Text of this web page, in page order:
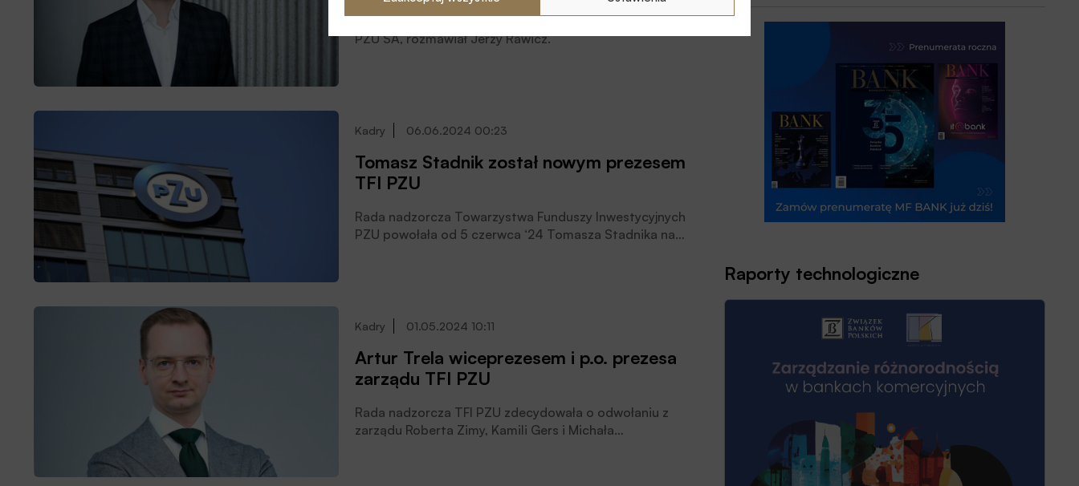
emeryturze powinniśmy zatroszczyć się
Z Piotrem Dmuchowskim, wiceprezesem zarządu TFI
PZU SA, rozmawiał Jerzy Rawicz.
Kadry 06.06.2024 00:23
Tomasz Stadnik został nowym prezesem
TFI PZU
Rada nadzorcza Towarzystwa Funduszy Inwestycyjnych
PZU powołała od 5 czerwca ‘24 Tomasza Stadnika na
Kadry 01.05.2024 10:11
Artur Trela wiceprezesem i p.o. prezesa
zarządu TFI PZU
Rada nadzorcza TFI PZU zdecydowała o odwołaniu z
zarządu Roberta Zimy, Kamili Gers i Michała
Raporty technologiczne